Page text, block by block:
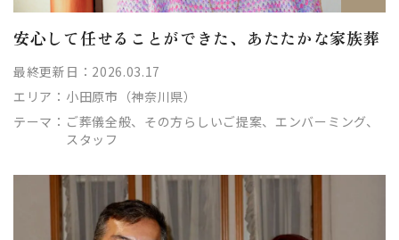
安心して任せることができた、あたたかな家族葬
最終更新日：2026.03.17
エリア： 小田原市（神奈川県）
テーマ： ご葬儀全般、その方らしいご提案、エンバーミング、
スタッフ